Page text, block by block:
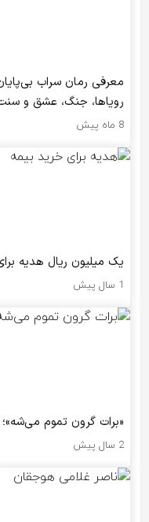
معرفی رمان سراب
رویاها، جنگ، عشق و
8 ماه پیش
یک میلیون ریال هدیه
1 سال پیش
«برات گرون تموم
2 سال پیش